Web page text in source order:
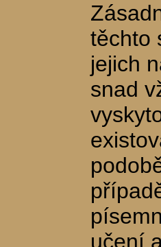
těchto
jejich
snad
učení